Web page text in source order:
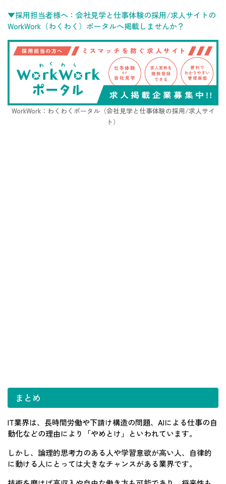
▼採用担当者様へ：会社見学と仕事体験の採用/求人サイトの
WorkWork（わくわく）ポータルへ掲載しませんか？
WorkWork：わくわくポータル（会社見学と仕事体験の採用/求人サイ
ト）
まとめ
IT業界は、長時間労働や下請け構造の問題、AIによる仕事の自
動化などの理由により「やめとけ」といわれています。
しかし、論理的思考力のある人や学習意欲が高い人、自律的
に動ける人にとっては大きなチャンスがある業界です。